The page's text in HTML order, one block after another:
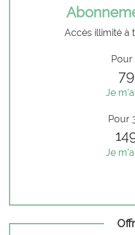
Accès illimité à
Pour
Je
Pour
Je